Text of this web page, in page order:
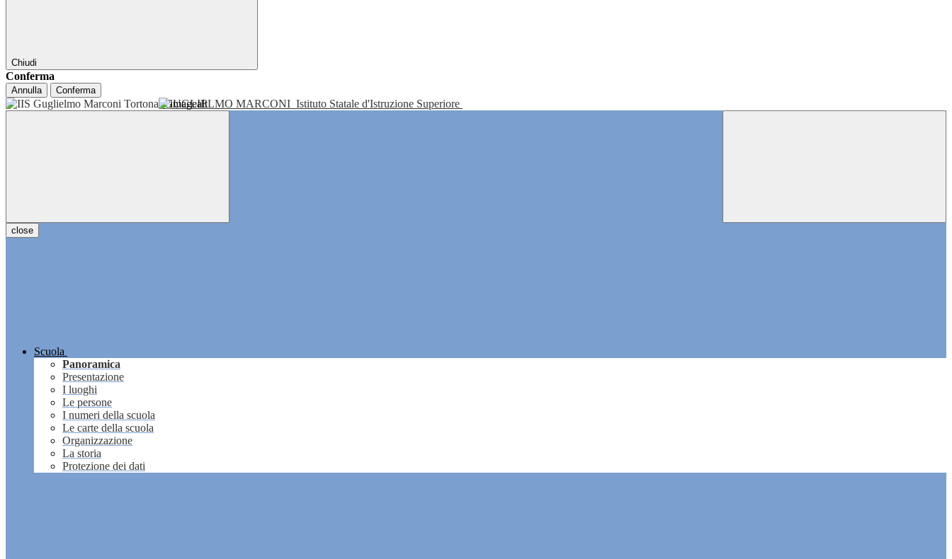
Chiudi
Conferma
Annulla Conferma
GUGLIELMO MARCONI Istituto Statale d'Istruzione Superiore
close
Scuola
Panoramica
Presentazione
I luoghi
Le persone
I numeri della scuola
Le carte della scuola
Organizzazione
La storia
Protezione dei dati